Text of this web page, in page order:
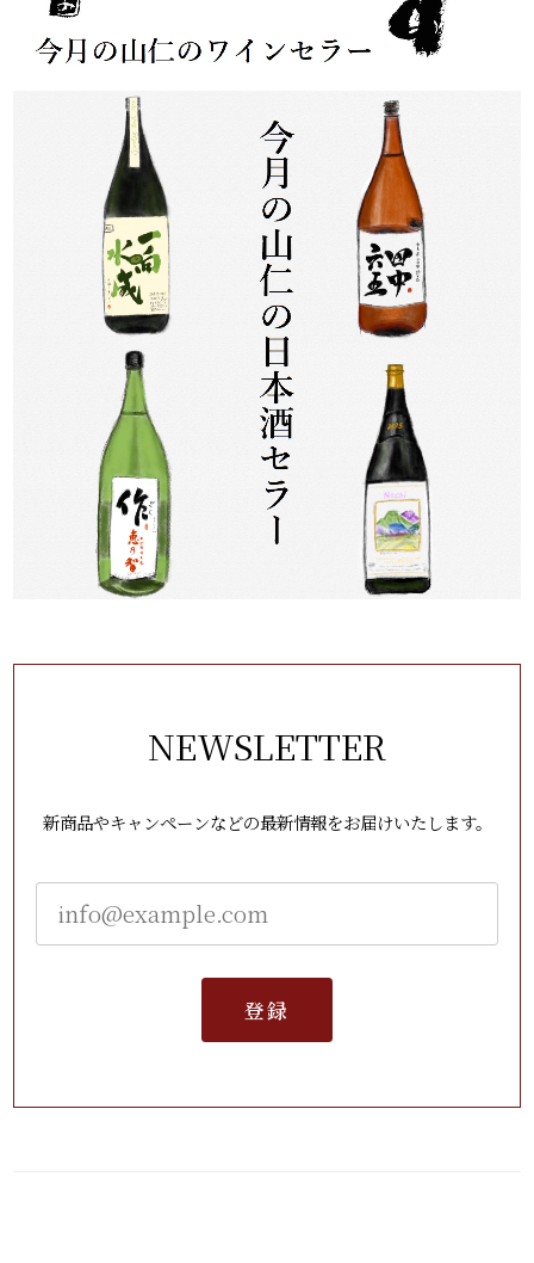
NEWSLETTER
新商品やキャンペーンなどの最新情報をお届けいたします。
登録